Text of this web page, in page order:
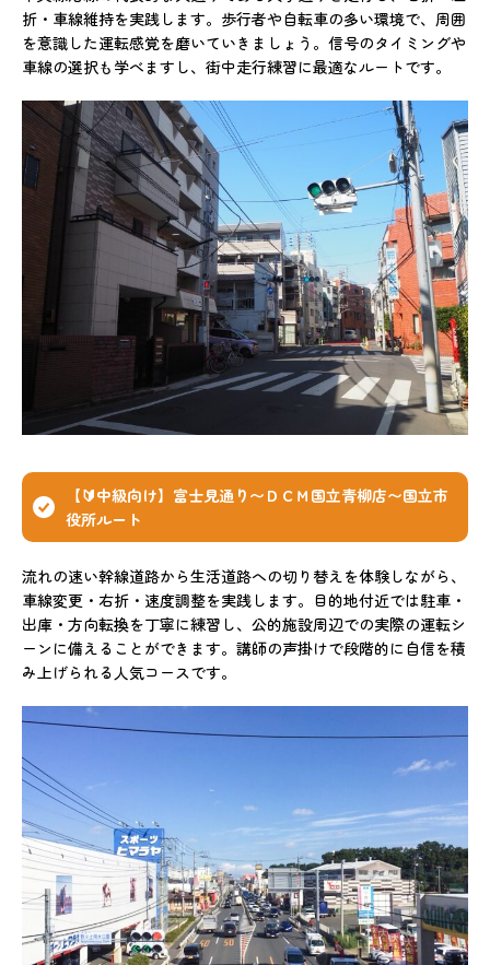
折・車線維持を実践します。歩行者や自転車の多い環境で、周囲
を意識した運転感覚を磨いていきましょう。信号のタイミングや
車線の選択も学べますし、街中走行練習に最適なルートです。
【🔰中級向け】富士見通り〜ＤＣＭ国立青柳店〜国立市
役所ルート
流れの速い幹線道路から生活道路への切り替えを体験しながら、
車線変更・右折・速度調整を実践します。目的地付近では駐車・
出庫・方向転換を丁寧に練習し、公的施設周辺での実際の運転シ
ーンに備えることができます。講師の声掛けで段階的に自信を積
み上げられる人気コースです。